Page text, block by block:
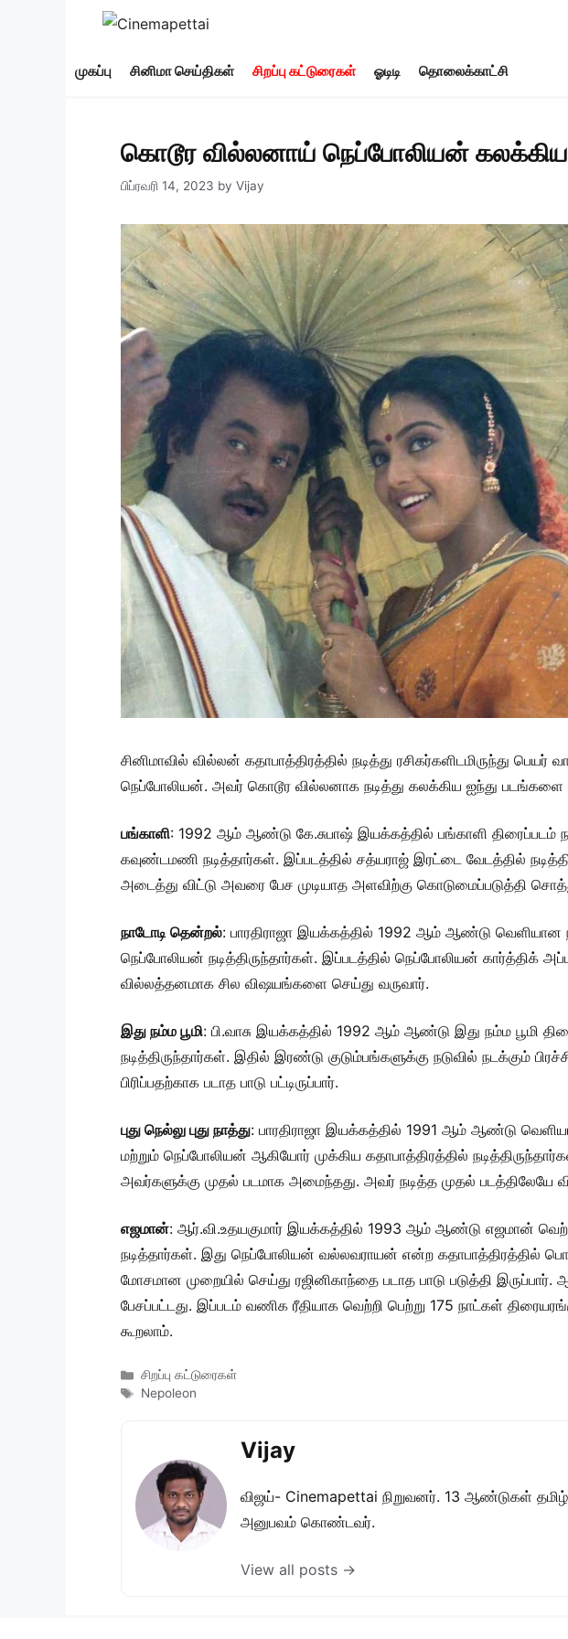
முகப்பு சினிமா செய்திகள் சிறப்பு கட்டுரைகள் ஓடிடி தொலைக்காட்சி
கொடூர வில்லனாய் நெப்போலியன்
பிப்ரவரி 14, 2023 by Vijay
சினிமாவில் வில்லன் கதாபாத்திரத்தில் நடித்து ரசிகர்களிடமிருந்து
நெப்போலியன். அவர் கொடூர வில்லனாக நடித்து கலக்கிய ஐந்து படங்களை
பங்காளி: 1992 ஆம் ஆண்டு கே.சுபாஷ் இயக்கத்தில் பங்காளி திரைப்படம்
கவுண்டமணி நடித்தார்கள். இப்படத்தில் சத்யராஜ் இரட்டை வேடத்தில்
அடைத்து விட்டு அவரை பேச முடியாத அளவிற்கு கொடுமைப்படுத்தி
நாடோடி தென்றல்: பாரதிராஜா இயக்கத்தில் 1992 ஆம் ஆண்டு வெளியான
நெப்போலியன் நடித்திருந்தார்கள். இப்படத்தில் நெப்போலியன் கார்த்திக்
வில்லத்தனமாக சில விஷயங்களை செய்து வருவார்.
இது நம்ம பூமி: பி.வாசு இயக்கத்தில் 1992 ஆம் ஆண்டு இது நம்ம பூமி
நடித்திருந்தார்கள். இதில் இரண்டு குடும்பங்களுக்கு நடுவில் நடக்கும்
பிரிப்பதற்காக படாத பாடு பட்டிருப்பார்.
புது நெல்லு புது நாத்து: பாரதிராஜா இயக்கத்தில் 1991 ஆம் ஆண்டு
மற்றும் நெப்போலியன் ஆகியோர் முக்கிய கதாபாத்திரத்தில்
அவர்களுக்கு முதல் படமாக அமைந்தது. அவர் நடித்த முதல் படத்திலேயே
எஜமான்: ஆர்.வி.உதயகுமார் இயக்கத்தில் 1993 ஆம் ஆண்டு எஜமான்
நடித்தார்கள். இது நெப்போலியன் வல்லவராயன் என்ற கதாபாத்திரத்தில்
மோசமான முறையில் செய்து ரஜினிகாந்தை படாத பாடு படுத்தி
பேசப்பட்டது. இப்படம் வணிக ரீதியாக வெற்றி பெற்று 175 நாட்கள்
கூறலாம்.
Categories
சிறப்பு கட்டுரைகள்
Tags
Nepoleon
Vijay
விஜய்- Cinemapettai நிறுவனர். 13 ஆண்டுகள் தமிழ்
அனுபவம் கொண்டவர்.
View all posts →